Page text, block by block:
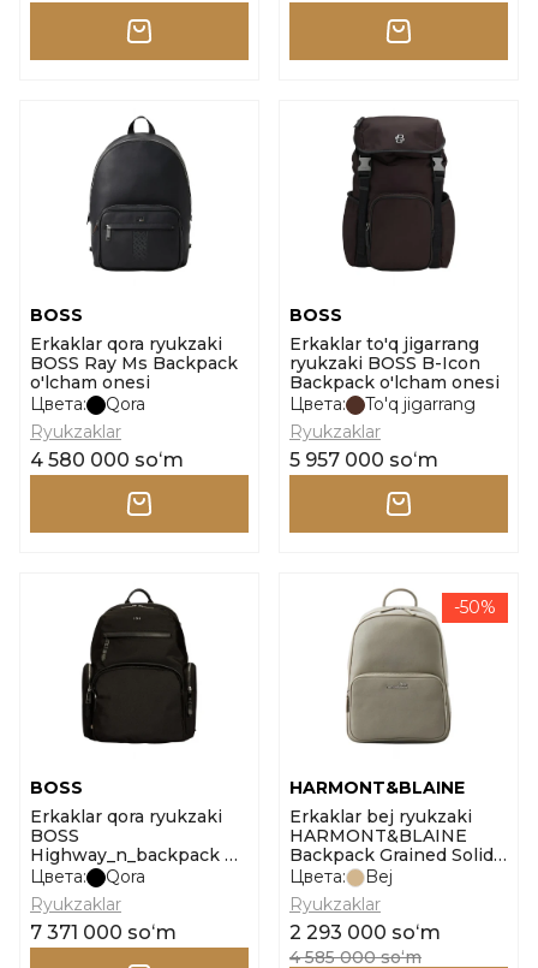
BOSS
Erkaklar qora ryukzaki
BOSS Ray Ms Backpack
o'lcham onesi
Цвета:
Qora
Ryukzaklar
4 580 000 soʻm
BOSS
Erkaklar to'q jigarrang
ryukzaki BOSS B-Icon
Backpack o'lcham onesi
Цвета:
To'q jigarrang
Ryukzaklar
5 957 000 soʻm
BOSS
Erkaklar qora ryukzaki
BOSS
Highway_n_backpack N
o'lcham onesi
Цвета:
Qora
Ryukzaklar
7 371 000 soʻm
-50%
HARMONT&BLAINE
Erkaklar bej ryukzaki
HARMONT&BLAINE
Backpack Grained Solid
o'lcham one size
Цвета:
Bej
Ryukzaklar
2 293 000 soʻm
4 585 000 soʻm